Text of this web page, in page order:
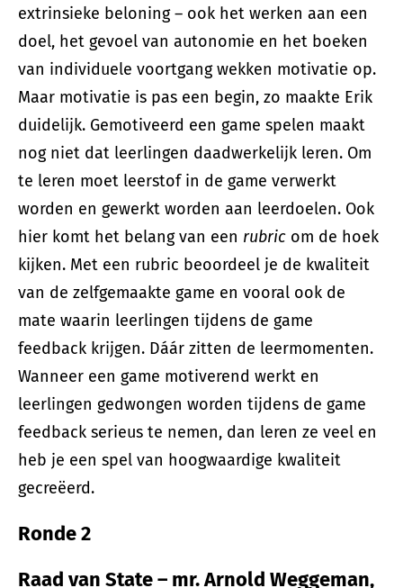
extrinsieke beloning – ook het werken aan een
doel, het gevoel van autonomie en het boeken
van individuele voortgang wekken motivatie op.
Maar motivatie is pas een begin, zo maakte Erik
duidelijk. Gemotiveerd een game spelen maakt
nog niet dat leerlingen daadwerkelijk leren. Om
te leren moet leerstof in de game verwerkt
worden en gewerkt worden aan leerdoelen. Ook
hier komt het belang van een rubric om de hoek
kijken. Met een rubric beoordeel je de kwaliteit
van de zelfgemaakte game en vooral ook de
mate waarin leerlingen tijdens de game
feedback krijgen. Dáár zitten de leermomenten.
Wanneer een game motiverend werkt en
leerlingen gedwongen worden tijdens de game
feedback serieus te nemen, dan leren ze veel en
heb je een spel van hoogwaardige kwaliteit
gecreëerd.
Ronde 2
Raad van State – mr. Arnold Weggeman,